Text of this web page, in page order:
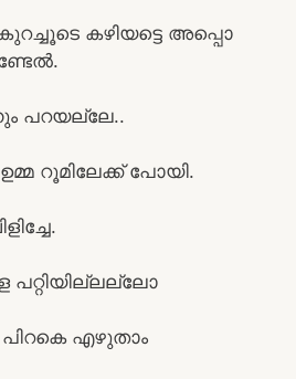
കഴിയട്ടെ അപ്പൊ
പറയല്ലേ..
റൂമിലേക്ക്‌ പോയി.
പിറകെ എഴുതാം